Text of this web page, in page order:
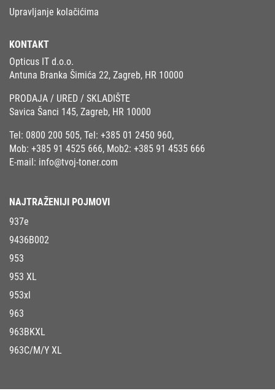
Upravljanje kolačićima
KONTAKT
Opticus IT d.o.o.
Antuna Branka Šimića 22, Zagreb, HR 10000
PRODAJA / URED / SKLADIŠTE
Savica Šanci 145, Zagreb, HR 10000
Tel: 0800 200 505, Tel: +385 01 2450 960,
Mob: +385 91 4525 666, Mob2: +385 91 4535 666
E-mail: info@tvoj-toner.com
NAJTRAŽENIJI POJMOVI
937e
9436B002
953
953 XL
953xl
963
963BKXL
963C/M/Y XL